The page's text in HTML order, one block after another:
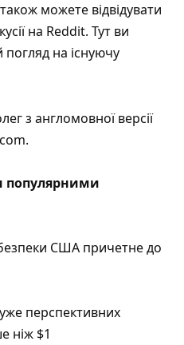
можете відвідувати
на Reddit. Тут ви
на існуючу
з англомовної версії
популярними
США причетне до
перспективних
ніж $1